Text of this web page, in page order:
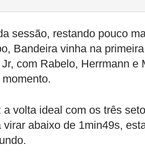
sessão, restando pouco
Bandeira vinha na
com Rabelo, Herrmann
a volta ideal com os três
virar abaixo de 1min49s,